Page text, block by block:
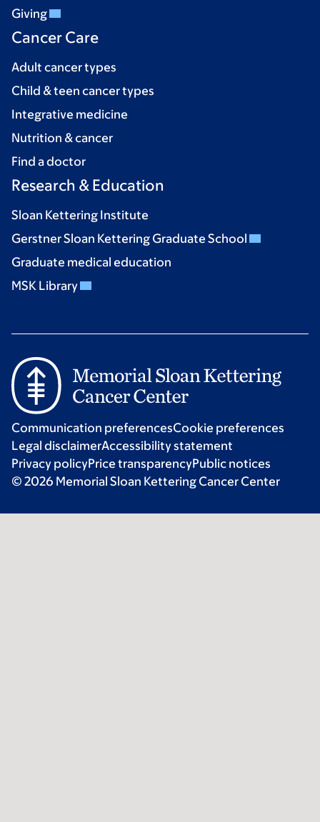
Giving
Cancer Care
Adult cancer types
Child & teen cancer types
Integrative medicine
Nutrition & cancer
Find a doctor
Research & Education
Sloan Kettering Institute
Gerstner Sloan Kettering Graduate School
Graduate medical education
MSK Library
Communication preferencesCookie preferences
Legal disclaimerAccessibility statement
Privacy policyPrice transparencyPublic notices
© 2026 Memorial Sloan Kettering Cancer Center